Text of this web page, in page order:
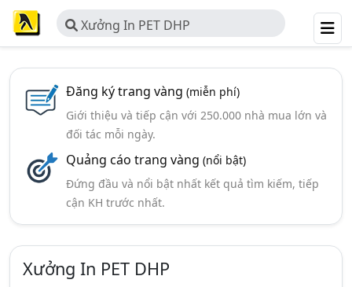
Xưởng In PET DHP
Đăng ký trang vàng (miễn phí)
Giới thiệu và tiếp cận với 250.000 nhà mua lớn và
đối tác mỗi ngày.
Quảng cáo trang vàng (nổi bật)
Đứng đầu và nổi bật nhất kết quả tìm kiếm, tiếp
cận KH trước nhất.
Xưởng In PET DHP